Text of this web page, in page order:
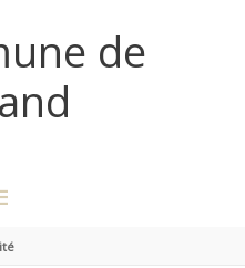
de